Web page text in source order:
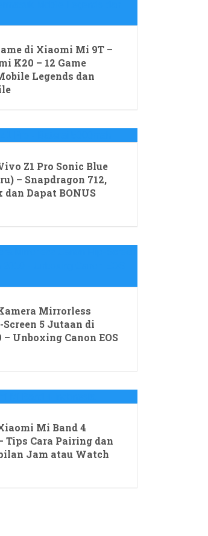
di Xiaomi Mi 9T –
K20 – 12 Game
Legends dan
Z1 Pro Sonic Blue
– Snapdragon 712,
Dapat BONUS
Mirrorless
5 Jutaan di
– Unboxing Canon EOS
Mi Band 4
Tips Cara Pairing dan
Jam atau Watch